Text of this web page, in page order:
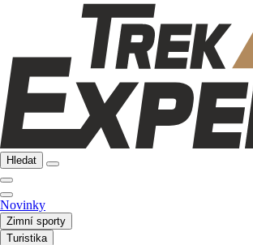
Hledat
Novinky
Zimní sporty
Turistika